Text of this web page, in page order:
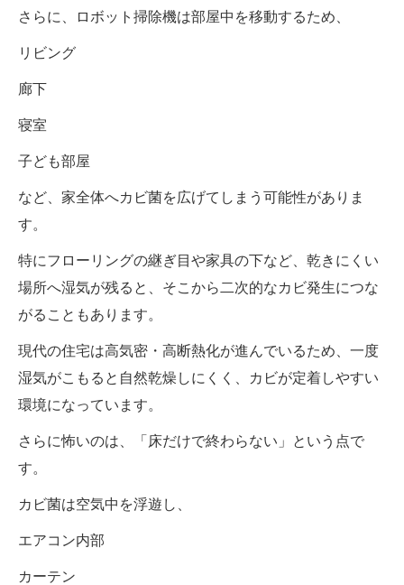
さらに、ロボット掃除機は部屋中を移動するため、
リビング
廊下
寝室
子ども部屋
など、家全体へカビ菌を広げてしまう可能性がありま
す。
特にフローリングの継ぎ目や家具の下など、乾きにくい
場所へ湿気が残ると、そこから二次的なカビ発生につな
がることもあります。
現代の住宅は高気密・高断熱化が進んでいるため、一度
湿気がこもると自然乾燥しにくく、カビが定着しやすい
環境になっています。
さらに怖いのは、「床だけで終わらない」という点で
す。
カビ菌は空気中を浮遊し、
エアコン内部
カーテン